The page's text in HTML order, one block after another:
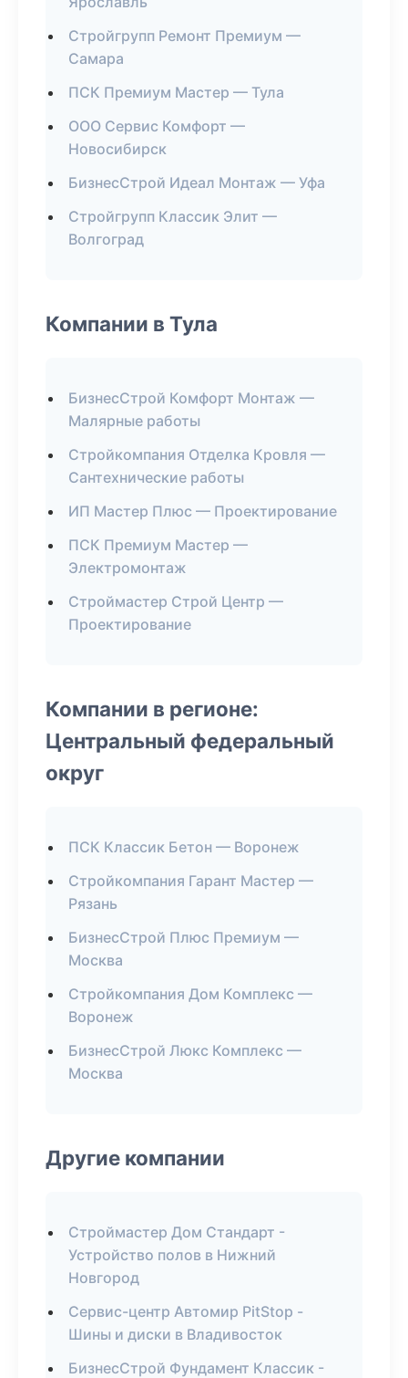
Стройгрупп Ремонт Премиум —
Самара
ПСК Премиум Мастер — Тула
ООО Сервис Комфорт —
Новосибирск
БизнесСтрой Идеал Монтаж — Уфа
Стройгрупп Классик Элит —
Волгоград
Компании в Тула
БизнесСтрой Комфорт Монтаж —
Малярные работы
Стройкомпания Отделка Кровля —
Сантехнические работы
ИП Мастер Плюс — Проектирование
ПСК Премиум Мастер —
Электромонтаж
Строймастер Строй Центр —
Проектирование
Компании в регионе:
Центральный федеральный
округ
ПСК Классик Бетон — Воронеж
Стройкомпания Гарант Мастер —
Рязань
БизнесСтрой Плюс Премиум —
Москва
Стройкомпания Дом Комплекс —
Воронеж
БизнесСтрой Люкс Комплекс —
Москва
Другие компании
Строймастер Дом Стандарт -
Устройство полов в Нижний
Новгород
Сервис-центр Автомир PitStop -
Шины и диски в Владивосток
БизнесСтрой Фундамент Классик -